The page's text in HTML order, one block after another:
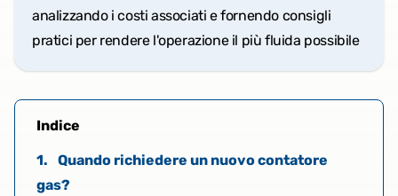
analizzando i costi associati e fornendo consigli
pratici per rendere l'operazione il più fluida possibile
Indice
1.
Quando richiedere un nuovo contatore
gas?